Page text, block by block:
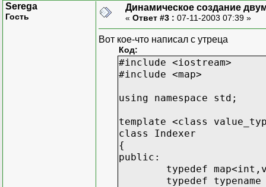
Serega
Гость
Динамическое создание
« Ответ #3 : 07-11-2003 07:39 »
Вот кое-что написал с утреца
Код:
#include <iostream>
#include <map>
using namespace std;
template <class
class Indexer
{
public:
typedef
typedef